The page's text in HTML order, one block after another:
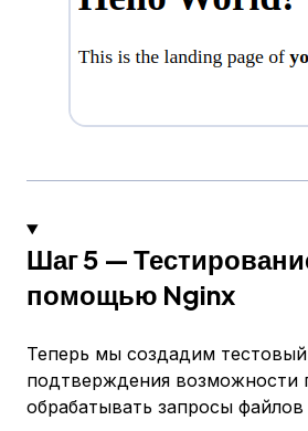
Шаг 5 —
помощью Nginx
Теперь мы создадим
подтверждения возможности
обрабатывать запросы